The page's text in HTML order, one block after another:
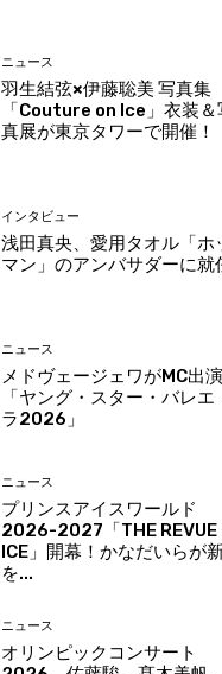
ニュース
羽生結弦×伊藤聡美 写真集
「Couture on Ice」衣装＆
真展が東京タワーで開催！
インタビュー
浅田真央、愛用タオル「ホ
マン」のアンバサダーに就
ニュース
メドヴェージェワがMC出演
「ヤング・スター・バレエ
ラ2026」
ニュース
プリンスアイスワールド
2026-2027「THE REVUE
ICE」開幕！かなだいらが
を...
ニュース
オリンピックコンサート